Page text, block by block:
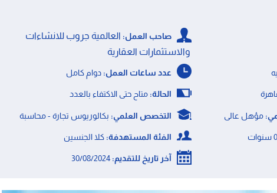
صاحب العمل: العالمية جروب للانشاءات
والاستثمارات العقارية
عدد ساعات العمل: دوام كامل
الحالة: متاح حتى الاكتفاء بالعدد
مؤهل عالى التخصص العلمي: بكالوريوس تجارة - محاسبة
الفئة المستهدفة: كلا الجنسين
آخر تاريخ للتقديم: